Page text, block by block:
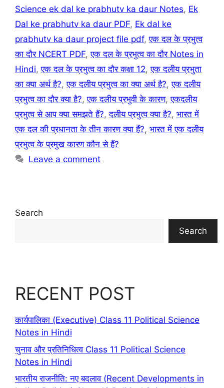
Science ek dal ke prabhutv ka daur Notes, Ek
Dal ke prabhutv ka daur PDF, Ek dal ke
prabhutv ka daur project file pdf,एक दल के प्रभुत्व
का दौर NCERT PDF,एक दल के प्रभुत्व का दौर Notes in
Hindi,एक दल के प्रभुत्व का दौर कक्षा 12,एक दलीय प्रभुता
का क्या अर्थ है?,एक दलीय प्रभुत्व का क्या अर्थ है?,एक दलीय
प्रभुत्व का दौर क्या है?,एक दलीय प्रभुवी के कारण,एकदलीय
प्रभुत्व से आप क्या समझते हैं?,दलीय प्रभुत्व क्या है?, भारत में
एक दल की प्रधानता के तीन कारण क्या हैं?, भारत में एक दलीय
प्रभुत्व के प्रमुख कारण कौन से हैं?
Leave a comment
Search
Search
RECENT POST
कार्यपालिका (Executive) Class 11 Political Science
Notes in Hindi
चुनाव और प्रतिनिधित्व Class 11 Political Science
Notes in Hindi
भारतीय राजनीति: नए बदलाव (Recent Developments in